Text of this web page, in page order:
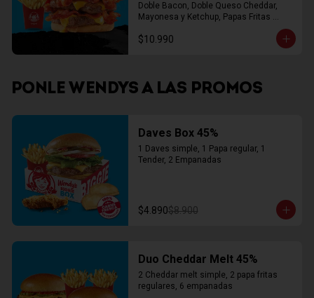
Doble Bacon, Doble Queso Cheddar,
Mayonesa y Ketchup, Papas Fritas
$10.990
PONLE WENDYS A LAS PROMOS
Daves Box 45%
1 Daves simple, 1 Papa regular, 1
Tender, 2 Empanadas
$4.890$8.900
Duo Cheddar Melt 45%
2 Cheddar melt simple, 2 papa fritas
regulares, 6 empanadas